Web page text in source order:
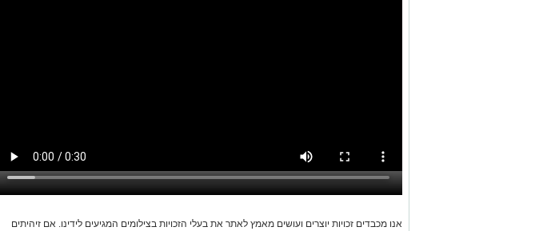
אנו מכבדים זכויות יוצרים ועושים מאמץ לאתר את בעלי הזכויות בצילומים המגיעים לידינו. אם זיהיתים